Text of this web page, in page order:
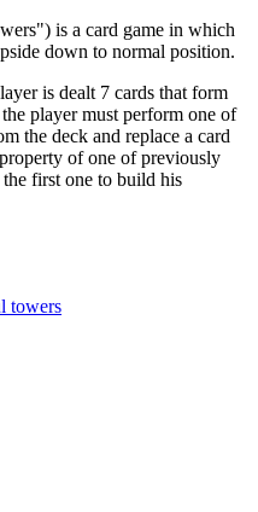
is a card game in which
down to normal position.
is dealt 7 cards that form
player must perform one of
the deck and replace a card
of one of previously
first one to build his
towers